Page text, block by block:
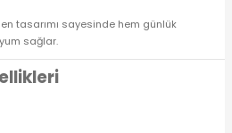
tasarımı sayesinde hem günlük
sağlar.